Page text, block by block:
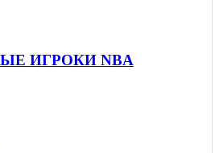
ИГРОКИ NBA